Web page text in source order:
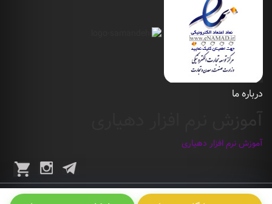
درباره ما
آموزش نرم افزار دهیاری
اخبارمنتشر شده در ایران دهیار از سایت های مرتبط با حوزه ی دهیاری و روستا جمع آوری می